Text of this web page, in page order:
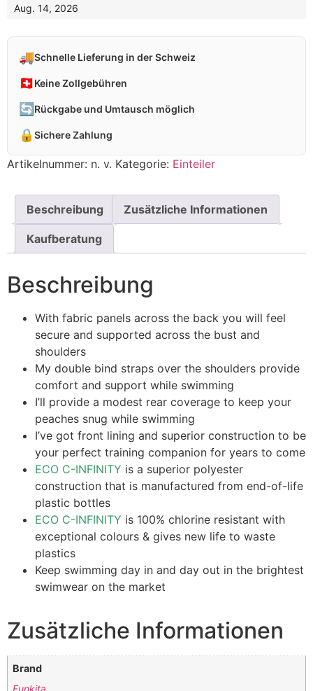
Aug. 14, 2026
🚚Schnelle Lieferung in der Schweiz
🇨🇭 Keine Zollgebühren
🔄 Rückgabe und Umtausch möglich
🔒 Sichere Zahlung
Artikelnummer: n. v. Kategorie: Einteiler
Beschreibung Zusätzliche Informationen
Kaufberatung
Beschreibung
With fabric panels across the back you will feel
secure and supported across the bust and
shoulders
My double bind straps over the shoulders provide
comfort and support while swimming
I’ll provide a modest rear coverage to keep your
peaches snug while swimming
I’ve got front lining and superior construction to be
your perfect training companion for years to come
ECO C-INFINITY is a superior polyester
construction that is manufactured from end-of-life
plastic bottles
ECO C-INFINITY is 100% chlorine resistant with
exceptional colours & gives new life to waste
plastics
Keep swimming day in and day out in the brightest
swimwear on the market
Zusätzliche Informationen
Brand
Funkita